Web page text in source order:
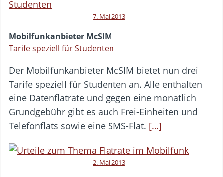
7. Mai 2013
Mobilfunkanbieter McSIM
Tarife speziell für Studenten
Der Mobilfunkanbieter McSIM bietet nun drei
Tarife speziell für Studenten an. Alle enthalten
eine Datenflatrate und gegen eine monatlich
Grundgebühr gibt es auch Frei-Einheiten und
Telefonflats sowie eine SMS-Flat. […]
2. Mai 2013